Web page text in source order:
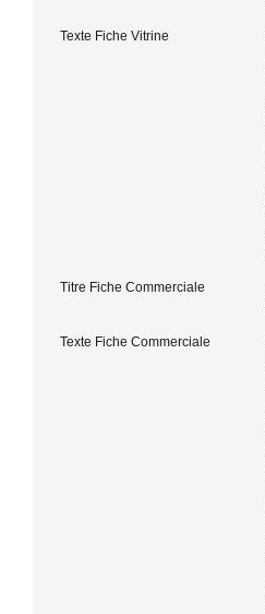
Texte Fiche Vitrine
Titre Fiche Commerciale
Texte Fiche Commerciale